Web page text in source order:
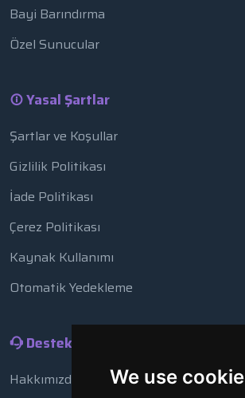
We use
Bayi Barındırma
Özel Sunucular
Yasal Şartlar
Şartlar ve Koşullar
Gizlilik Politikası
İade Politikası
Çerez Politikası
Kaynak Kullanımı
Otomatik Yedekleme
Destek
Hakkımızda